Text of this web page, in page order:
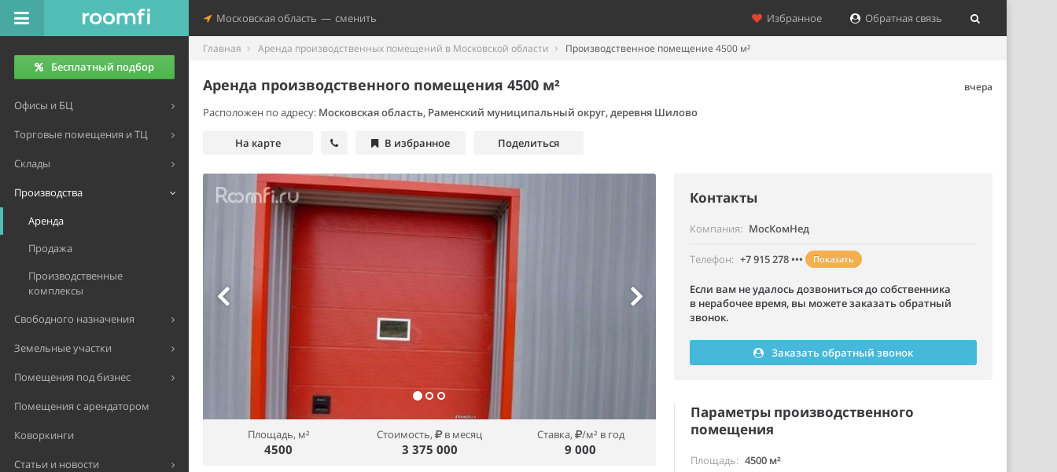
Московская область — сменить Избранное Обратная связь
Бесплатный подбор
Офисы и БЦ
Торговые помещения и ТЦ
Склады
Производства
Аренда
Продажа
Производственные
комплексы
Свободного назначения
Земельные участки
Помещения под бизнес
Помещения с арендатором
Коворкинги
Статьи и новости
Главная Аренда производственных помещений в Московской области Производственное помещение 4500 м²
Аренда производственного помещения 4500 м² вчера
Расположен по адресу: Московская область, Раменский муниципальный округ, деревня Шилово
На карте В избранное Поделиться
Площадь, м²
4500
Стоимость, в месяц
3 375 000
Ставка, /м² в год
9 000
Контакты
Компания МосКомНед
Телефон +7 915 278 ••• Показать
Если вам не удалось дозвониться до собственника
в нерабочее время, вы можете заказать обратный
звонок.
Заказать обратный звонок
Параметры производственного
помещения
Площадь 4500 м²